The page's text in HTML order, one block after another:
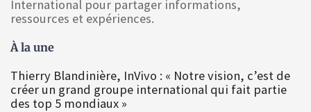
International pour partager informations,
ressources et expériences.
À la une
Thierry Blandinière, InVivo : « Notre vision, c’est de
créer un grand groupe international qui fait partie
des top 5 mondiaux »